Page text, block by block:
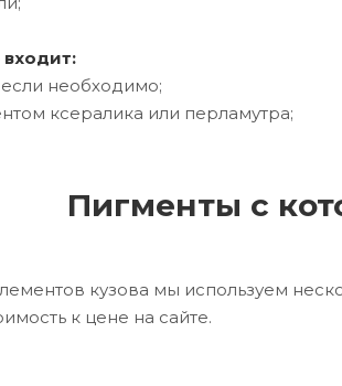
входит:
необходимо;
ксералика или перламутра;
Пигменты с
кузова мы используем
к цене на сайте.